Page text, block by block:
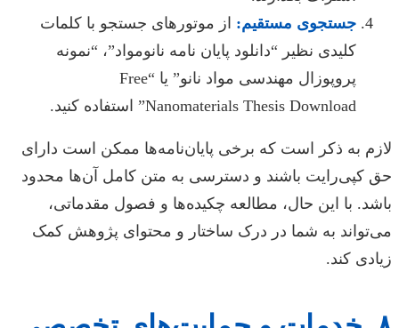
جستجوی مستقیم: از موتورهای جستجو با کلمات
کلیدی نظیر “دانلود پایان نامه نانومواد”، “نمونه
پروپوزال مهندسی مواد نانو” یا “Free
Nanomaterials Thesis Download” استفاده کنید.
لازم به ذکر است که برخی پایان‌نامه‌ها ممکن است دارای
حق کپی‌رایت باشند و دسترسی به متن کامل آن‌ها محدود
باشد. با این حال، مطالعه چکیده‌ها و فصول مقدماتی،
می‌تواند به شما در درک ساختار و محتوای پژوهش کمک
زیادی کند.